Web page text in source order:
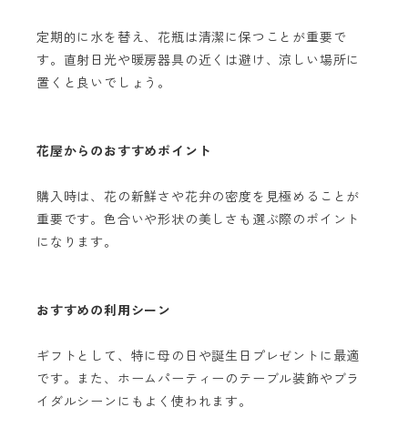
定期的に水を替え、花瓶は清潔に保つことが重要で
す。直射日光や暖房器具の近くは避け、涼しい場所に
置くと良いでしょう。
花屋からのおすすめポイント
購入時は、花の新鮮さや花弁の密度を見極めることが
重要です。色合いや形状の美しさも選ぶ際のポイント
になります。
おすすめの利用シーン
ギフトとして、特に母の日や誕生日プレゼントに最適
です。また、ホームパーティーのテーブル装飾やブラ
イダルシーンにもよく使われます。